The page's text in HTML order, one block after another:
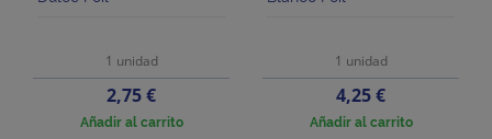
1 unidad
Precio
2,75 €
Añadir al carrito
1 unidad
Precio
4,25 €
Añadir al carrito